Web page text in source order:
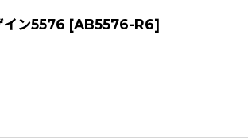
イン5576 [AB5576-R6]